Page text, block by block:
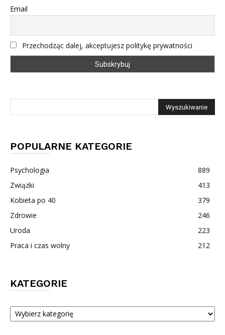
Email
Przechodząc dalej, akceptujesz politykę prywatności
POPULARNE KATEGORIE
Psychologia
889
Związki
413
Kobieta po 40
379
Zdrowie
246
Uroda
223
Praca i czas wolny
212
KATEGORIE
Kategorie